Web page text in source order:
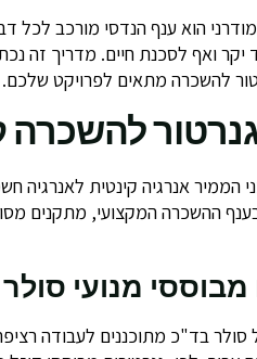
הוא ענף הנדסי מורכב לכל
יקר ואף לסכנת חיים. מדריך זה
להשכרה מתאים לפרויקט שלכם.
גנרטור להשכרה
הממיר אנרגיה קינטית לאנרגיה
ההשכרה המקצועי, מתקנים
סולר בד"כ מתוכננים לעבודה